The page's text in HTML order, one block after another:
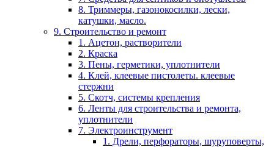
8. Триммеры, газонокосилки, лески,
катушки, масло.
9. Строительство и ремонт
1. Ацетон, растворители
2. Краска
3. Пены, герметики, уплотнители
4. Клей, клеевые пистолеты. клеевые
стержни
5. Скотч, системы крепления
6. Ленты для строительства и ремонта,
уплотнители
7. Электроинструмент
1. Дрели, перфораторы, шуруповерты,